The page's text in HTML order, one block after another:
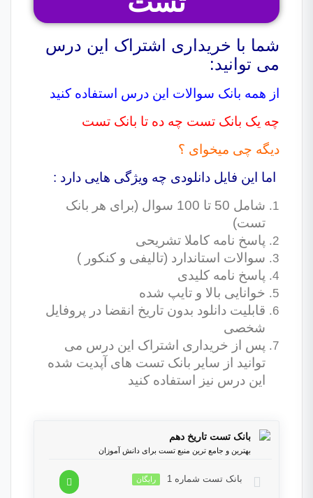
شما با خریداری اشتراک این درس
می توانید:
از همه بانک سوالات این درس استفاده کنید
چه یک بانک تست چه ده تا بانک تست
دیگه چی میخوای ؟
اما این فایل دانلودی چه ویژگی هایی دارد :
شامل 50 تا 100 سوال (برای هر بانک
تست)
پاسخ نامه کاملا تشریحی
سوالات استاندارد (تالیفی و کنکور )
پاسخ نامه کلیدی
خوانایی بالا و تایپ شده
قابلیت دانلود بدون تاریخ انقضا در پروفایل
شخصی
پس از خریداری اشتراک این درس می
توانید از سایر بانک تست های آپدیت شده
این درس نیز استفاده کنید
بانک تست تاریخ دهم
بهترین و جامع ترین منبع تست برای دانش آموزان
بانک تست شماره 1 رایگان